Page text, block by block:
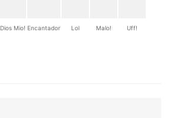
Dios Mio! Encantador Lol Malo! Uff!